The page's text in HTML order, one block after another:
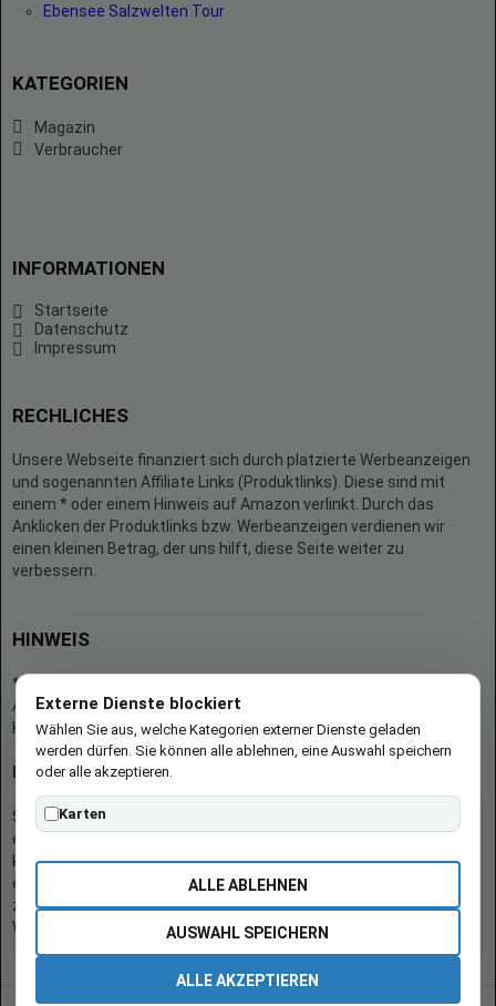
Ebensee Salzwelten Tour
KATEGORIEN
Magazin
Verbraucher
INFORMATIONEN
Startseite
Datenschutz
Impressum
RECHLICHES
Unsere Webseite finanziert sich durch platzierte Werbeanzeigen
und sogenannten Affiliate Links (Produktlinks). Diese sind mit
einem * oder einem Hinweis auf Amazon verlinkt. Durch das
Anklicken der Produktlinks bzw. Werbeanzeigen verdienen wir
einen kleinen Betrag, der uns hilft, diese Seite weiter zu
verbessern.
HINWEIS
* = Afilliate-Link (=Werbung)
Als Amazon-Partner verdient der Seitenbetreiber an qualifizierten
Käufen.
Hinweis zu Preisen und Verfügbarkeiten
Sofern Produktpreise und Verfügbarkeiten angezeigt werden,
entsprechen diese dem angegebenen Stand (Datum/Uhrzeit) und
können sich auf der verlinkten Seite jederzeit ändern. Für den Kauf
eines Produkts gelten die Angaben zu Preis und Verfügbarkeit, die
zum Kaufzeitpunkt [auf der/den maßgeblichen Amazon-
Website(s)] angezeigt werden.
Externe Dienste blockiert
Wählen Sie aus, welche Kategorien externer Dienste geladen
werden dürfen. Sie können alle ablehnen, eine Auswahl speichern
oder alle akzeptieren.
Karten
ALLE ABLEHNEN
AUSWAHL SPEICHERN
ALLE AKZEPTIEREN